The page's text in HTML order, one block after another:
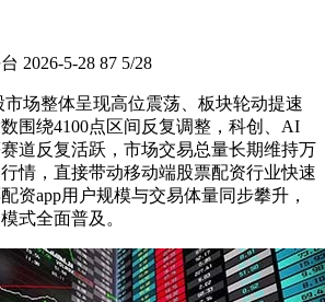
2026-5-28 87 5/28
市场整体呈现高位震荡、板块轮动提速
围绕4100点区间反复调整，科创、AI
道反复活跃，市场交易总量长期维持万
情，直接带动移动端股票配资行业快速
资app用户规模与交易体量同步攀升，
式全面普及。